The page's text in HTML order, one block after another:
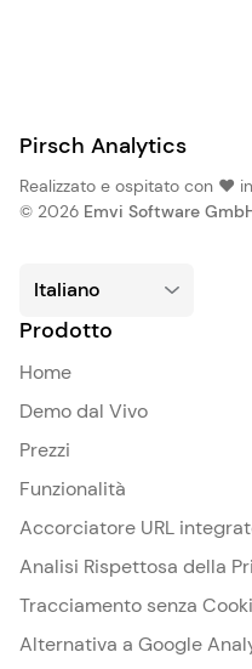
Pirsch Analytics
Realizzato e ospitato con ❤️
© 2026 Emvi Software
Prodotto
Home
Demo dal Vivo
Prezzi
Funzionalità
Accorciatore URL
Analisi Rispettosa della
Tracciamento senza
Alternativa a Google